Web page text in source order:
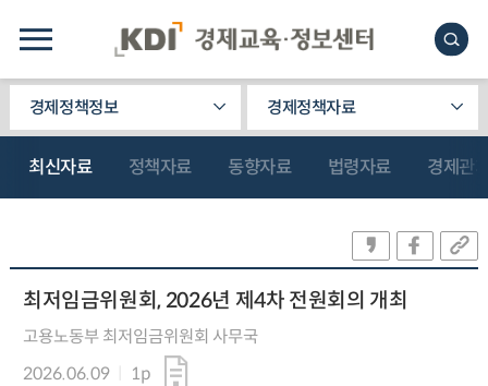
경제정책정보 경제정책자료
최신자료 정책자료 동향자료 법령자료 경제관
최저임금위원회, 2026년 제4차 전원회의 개최
고용노동부 최저임금위원회 사무국
2026.06.09
1p